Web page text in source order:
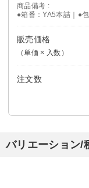
商品備考
●箱番：YA5本詰｜●
販売価格
（単価 × 入数）
注文数
バリエーション/